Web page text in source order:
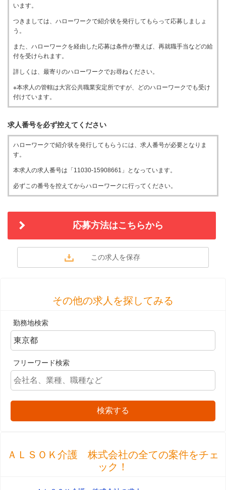
います。
つきましては、ハローワークで紹介状を発行してもらって応募しましょ
う。
また、ハローワークを経由した応募は条件が整えば、再就職手当などの給
付を受けられます。
詳しくは、最寄りのハローワークでお尋ねください。
※本求人の管轄は大宮公共職業安定所ですが、どのハローワークでも受け
付けています。
求人番号を必ず控えてください
ハローワークで紹介状を発行してもらうには、求人番号が必要となりま
す。
本求人の求人番号は「11030-15908661」となっています。
必ずこの番号を控えてからハローワークに行ってください。
応募方法はこちらから
その他の求人を探してみる
勤務地検索
フリーワード検索
検索する
ＡＬＳＯＫ介護 株式会社の全ての案件をチェ
ック！